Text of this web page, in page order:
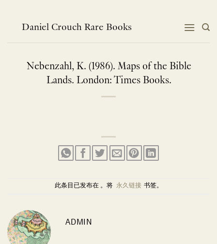
Daniel Crouch Rare Books
Nebenzahl, K. (1986). Maps of the Bible
Lands. London: Times Books.
此条目已发布在 。将 永久链接 书签。
ADMIN